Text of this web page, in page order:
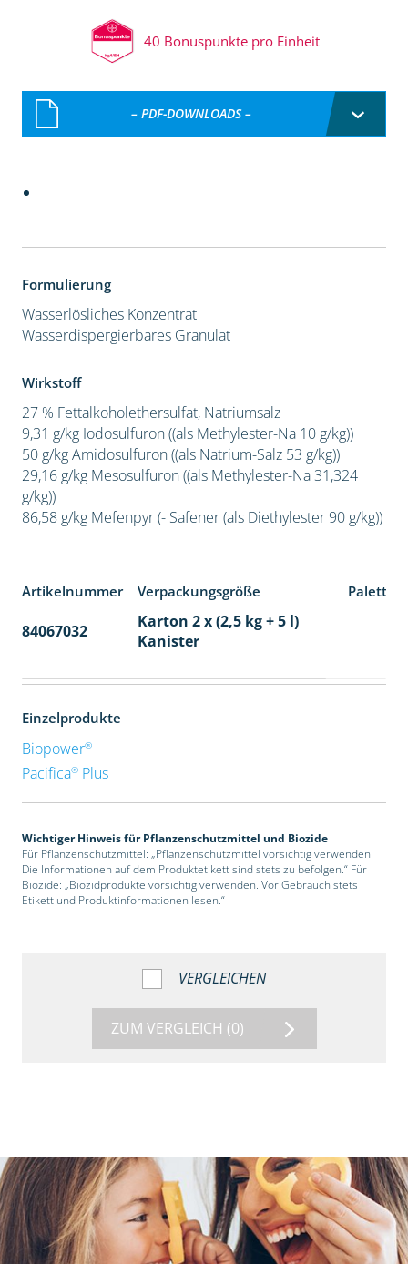
40 Bonuspunkte pro Einheit
– PDF-DOWNLOADS –
Formulierung
Wasserlösliches Konzentrat
Wasserdispergierbares Granulat
Wirkstoff
27 % Fettalkoholethersulfat, Natriumsalz
9,31 g/kg Iodosulfuron ((als Methylester-Na 10 g/kg))
50 g/kg Amidosulfuron ((als Natrium-Salz 53 g/kg))
29,16 g/kg Mesosulfuron ((als Methylester-Na 31,324
g/kg))
86,58 g/kg Mefenpyr (- Safener (als Diethylester 90 g/kg))
Artikelnummer Verpackungsgröße
84067032
Karton 2 x (2,5 kg + 5 l)
Kanister
Einzelprodukte
Biopower®
Pacifica®Plus
Wichtiger Hinweis für Pflanzenschutzmittel und Biozide
Für Pflanzenschutzmittel: „Pflanzenschutzmittel vorsichtig verwenden.
Die Informationen auf dem Produktetikett sind stets zu befolgen.“ Für
Biozide: „Biozidprodukte vorsichtig verwenden. Vor Gebrauch stets
Etikett und Produktinformationen lesen.“
VERGLEICHEN
ZUM VERGLEICH (0)